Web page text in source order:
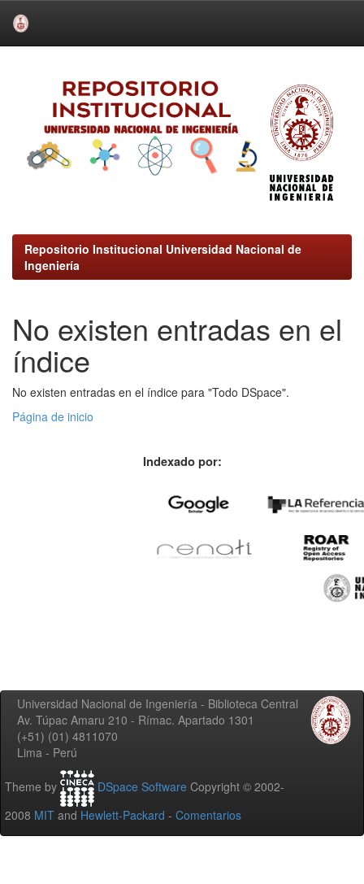
Repositorio Institucional Universidad Nacional de
Ingeniería
No existen entradas en el
índice
No existen entradas en el índice para "Todo DSpace".
Página de inicio
Indexado por:
Universidad Nacional de Ingeniería - Biblioteca Central
Av. Túpac Amaru 210 - Rímac. Apartado 1301
(+51) (01) 4811070
Lima - Perú
Theme by DSpace Software Copyright © 2002-
2008 MIT and Hewlett-Packard - Comentarios